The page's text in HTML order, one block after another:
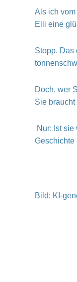
Als ich
Elli eine
Stopp. Das
Doch, wer
Sie
Nur: Ist
Geschichte
Bild: KI-